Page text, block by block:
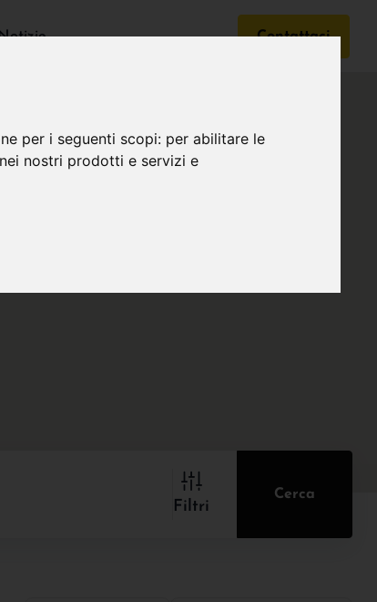
per i seguenti scopi: per abilitare le
nostri prodotti e servizi e
Contattaci
Filtri
Cerca